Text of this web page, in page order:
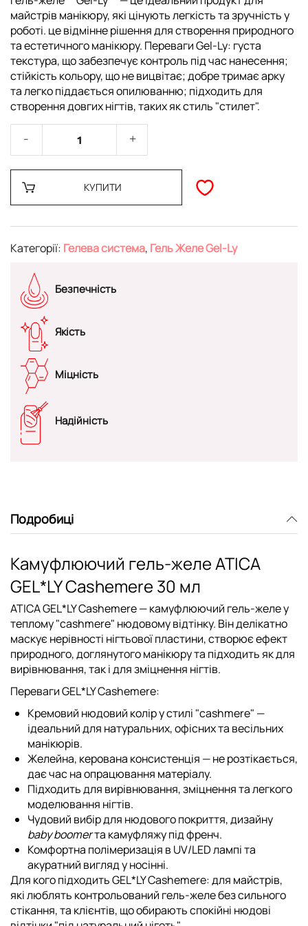
майстрів манікюру, які цінують легкість та зручність у
роботі. це відмінне рішення для створення природного
та естетичного манікюру. Переваги Gel-Ly: густа
текстура, що забезпечує контроль під час нанесення;
стійкість кольору, що не вицвітає; добре тримає арку
та легко піддається опилюванню; підходить для
створення довгих нігтів, таких як стиль "стилет".
КУПИТИ
Категорії: Гелева система, Гель Желе Gel-Ly
Безпечність
Якість
Міцність
Надійність
Подробиці
Камуфлюючий гель-желе ATICA
GEL*LY Cashemere 30 мл
ATICA GEL*LY Cashemere— камуфлюючий гель-желе у
теплому "cashmere" нюдовому відтінку. Він делікатно
маскує нерівності нігтьової пластини, створює ефект
природного, доглянутого манікюру та підходить як для
вирівнювання, так і для зміцнення нігтів.
Переваги GEL*LY Cashemere:
Кремовий нюдовий колір у стилі "cashmere" —
ідеальний для натуральних, офісних та весільних
манікюрів.
Желейна, керована консистенція — не розтікається,
дає час на опрацювання матеріалу.
Підходить для вирівнювання, зміцнення та легкого
моделювання нігтів.
Чудовий вибір для нюдового покриття, дизайну
baby boomerта камуфляжу під френч.
Комфортна полімеризація в UV/LED лампі та
акуратний вигляд у носінні.
Для кого підходить GEL*LY Cashemere:для майстрів,
які люблять контрольований гель-желе без сильного
стікання, та клієнтів, що обирають спокійні нюдові